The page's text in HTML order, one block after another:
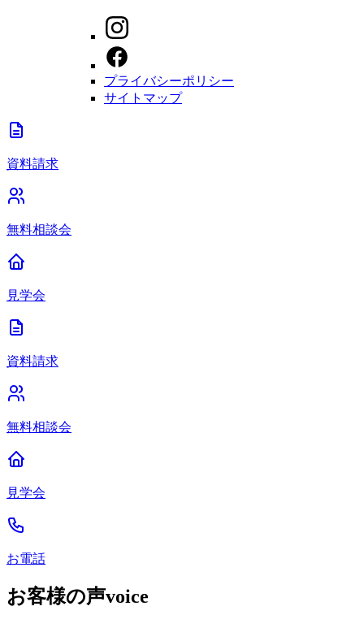
プライバシーポリシー
サイトマップ
資料請求
無料相談会
見学会
資料請求
無料相談会
見学会
お電話
お客様の声voice